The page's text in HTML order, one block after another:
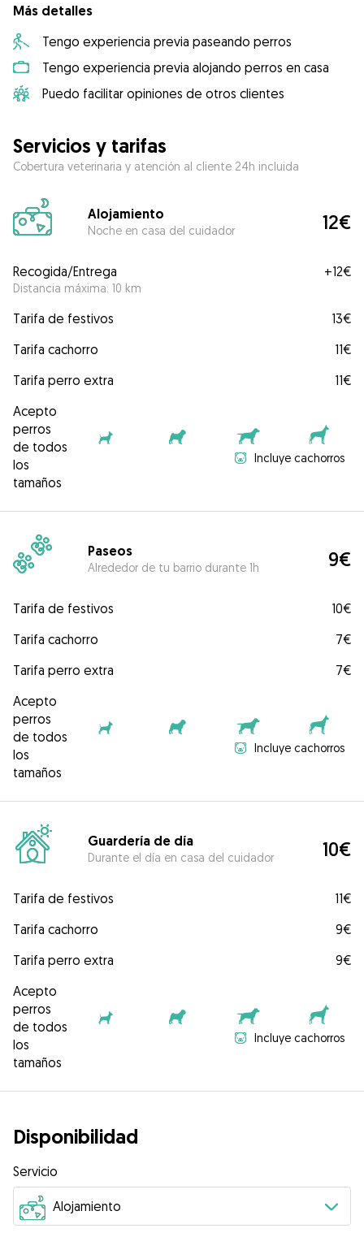
Más detalles
Tengo experiencia previa paseando perros
Tengo experiencia previa alojando perros en casa
Puedo facilitar opiniones de otros clientes
Servicios y tarifas
Cobertura veterinaria y atención al cliente 24h incluida
Alojamiento
Noche en casa del cuidador 12€
Recogida/Entrega
Distancia máxima: 10 km
+12€
Tarifa de festivos
13€
Tarifa cachorro
11€
Tarifa perro extra
11€
Acepto
perros
de todos
los
tamaños
Incluye cachorros
Paseos
Alrededor de tu barrio durante 1h 9€
Tarifa de festivos
10€
Tarifa cachorro
7€
Tarifa perro extra
7€
Acepto
perros
de todos
los
tamaños
Incluye cachorros
Guardería de día
Durante el día en casa del cuidador 10€
Tarifa de festivos
11€
Tarifa cachorro
9€
Tarifa perro extra
9€
Acepto
perros
de todos
los
tamaños
Incluye cachorros
Disponibilidad
Servicio